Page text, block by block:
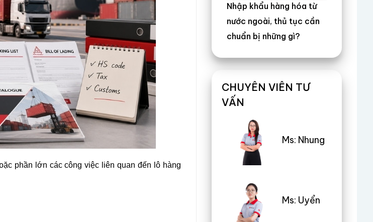
phần lớn các công việc liên quan đến lô hàng
Nhập khẩu hàng hóa từ
nước ngoài, thủ tục cần
chuẩn bị những gì?
CHUYÊN VIÊN TƯ
VẤN
Ms: Nhung
Ms: Uyển